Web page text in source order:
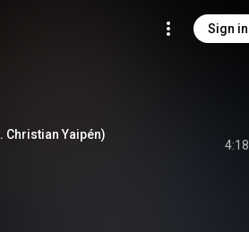
Sign in
Christian Yaipén)
4:18